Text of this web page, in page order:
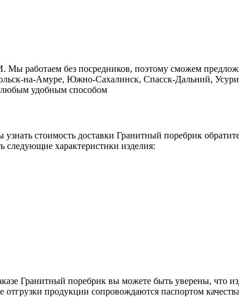
работаем без посредников, поэтому сможем
на-Амуре, Южно-Сахалинск, Спасск-Дальний,
любым удобным способом
стоимость доставки Гранитный поребрик
следующие характеристики изделия:
Гранитный поребрик вы можете быть уверены, что
продукции сопровождаются паспортом